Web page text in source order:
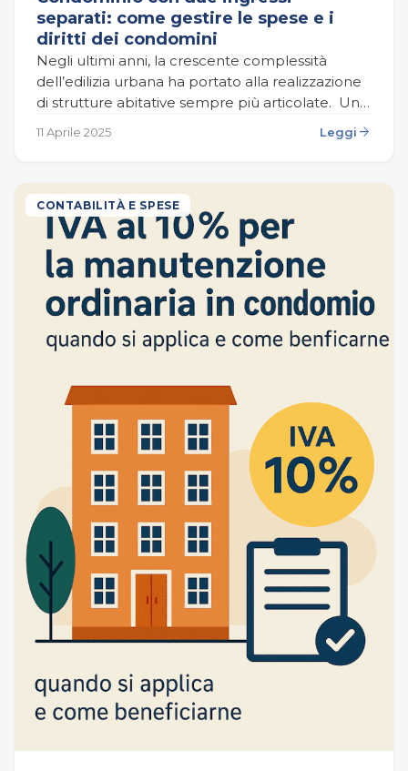
separati: come gestire le spese e i
diritti dei condomini
Negli ultimi anni, la crescente complessità
dell’edilizia urbana ha portato alla realizzazione
di strutture abitative sempre più articolate. Una
delle configurazioni architettoniche più diffuse,
specialmente nei grandi centri urbani, è…
11 Aprile 2025 Leggi arrow_forward
CONTABILITÀ E SPESE